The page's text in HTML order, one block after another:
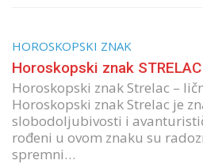
HOROSKOPSKI ZNAK
Horoskopski znak STRELAC
Horoskopski znak Strelac –
Horoskopski znak Strelac je
slobodoljubivosti i
rođeni u ovom znaku su
spremni…